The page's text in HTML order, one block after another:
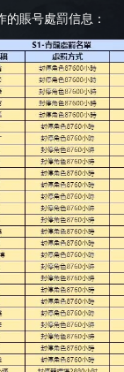
的賬号處罰信息：